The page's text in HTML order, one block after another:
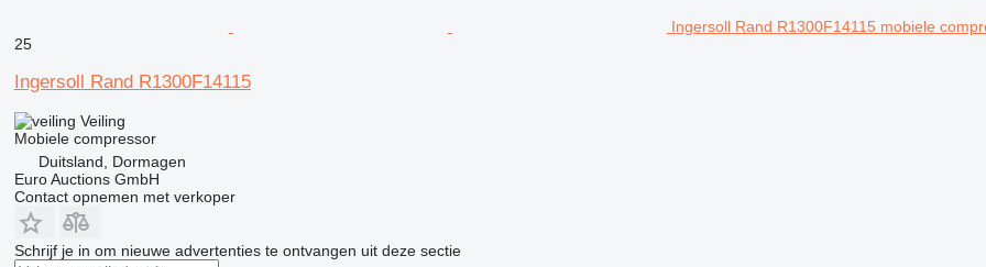
Ingersoll Rand R1300F14115 mobiele
25
Ingersoll Rand R1300F14115
Veiling
Mobiele compressor
Duitsland, Dormagen
Euro Auctions GmbH
Contact opnemen met verkoper
Schrijf je in om nieuwe advertenties te ontvangen uit deze sectie